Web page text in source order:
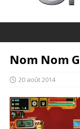
Nom Nom
20 août 2014